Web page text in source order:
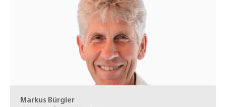
Markus Bürgler